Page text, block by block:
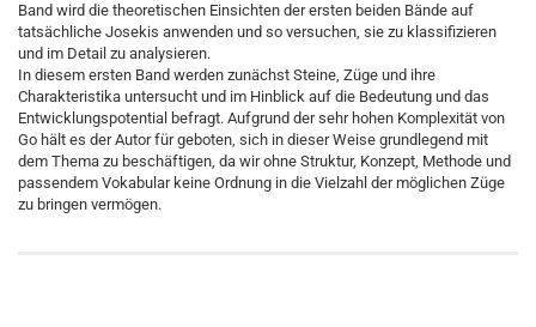
Band wird die theoretischen Einsichten der ersten beiden Bände auf
tatsächliche Josekis anwenden und so versuchen, sie zu klassifizieren
und im Detail zu analysieren.
In diesem ersten Band werden zunächst Steine, Züge und ihre
Charakteristika untersucht und im Hinblick auf die Bedeutung und das
Entwicklungspotential befragt. Aufgrund der sehr hohen Komplexität von
Go hält es der Autor für geboten, sich in dieser Weise grundlegend mit
dem Thema zu beschäftigen, da wir ohne Struktur, Konzept, Methode und
passendem Vokabular keine Ordnung in die Vielzahl der möglichen Züge
zu bringen vermögen.